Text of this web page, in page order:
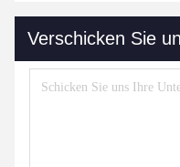
Verschicken Sie